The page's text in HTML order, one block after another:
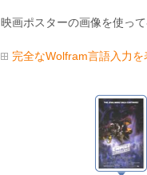
映画ポスターの画像を使っ
完全なWolfram言語入力を